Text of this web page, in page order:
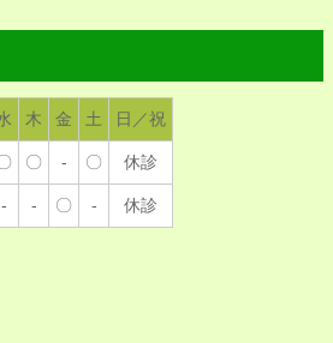
木 金 土 日／祝
〇 - 〇 休診
- - 〇 - 休診